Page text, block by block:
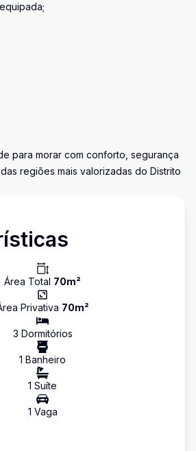
para morar com conforto, segurança
regiões mais valorizadas do Distrito
Área Total 70m²
Privativa 70m²
3 Dormitórios
1 Banheiro
1 Suíte
1 Vaga